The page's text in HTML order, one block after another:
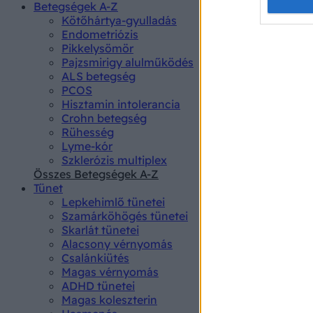
Betegségek A-Z
Kötőhártya-gyulladás
Endometriózis
Pikkelysömör
Pajzsmirigy alulműködés
ALS betegség
PCOS
Hisztamin intolerancia
Crohn betegség
Rühesség
Lyme-kór
Szklerózis multiplex
Összes Betegségek A-Z
Tünet
Lepkehimlő tünetei
Szamárköhögés tünetei
Skarlát tünetei
Alacsony vérnyomás
Csalánkiütés
Magas vérnyomás
ADHD tünetei
Magas koleszterin